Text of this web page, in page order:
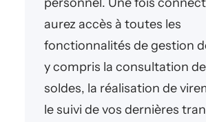
aurez accès à toutes les
fonctionnalités de gestion
y compris la consultation
soldes, la réalisation de
le suivi de vos dernières